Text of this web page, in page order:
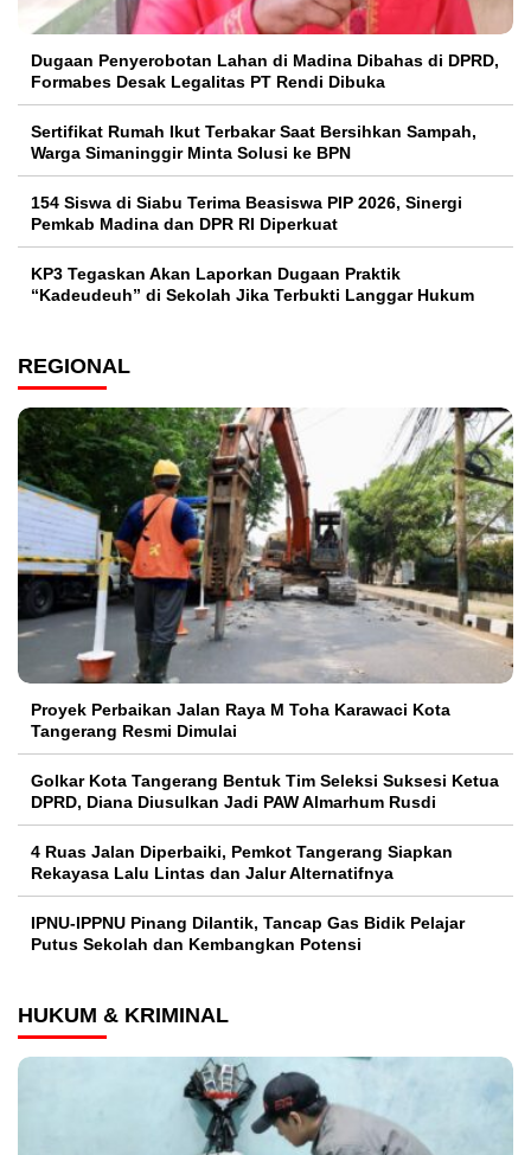
Dugaan Penyerobotan Lahan di Madina Dibahas di DPRD,
Formabes Desak Legalitas PT Rendi Dibuka
Sertifikat Rumah Ikut Terbakar Saat Bersihkan Sampah,
Warga Simaninggir Minta Solusi ke BPN
154 Siswa di Siabu Terima Beasiswa PIP 2026, Sinergi
Pemkab Madina dan DPR RI Diperkuat
KP3 Tegaskan Akan Laporkan Dugaan Praktik
“Kadeudeuh” di Sekolah Jika Terbukti Langgar Hukum
REGIONAL
Proyek Perbaikan Jalan Raya M Toha Karawaci Kota
Tangerang Resmi Dimulai
Golkar Kota Tangerang Bentuk Tim Seleksi Suksesi Ketua
DPRD, Diana Diusulkan Jadi PAW Almarhum Rusdi
4 Ruas Jalan Diperbaiki, Pemkot Tangerang Siapkan
Rekayasa Lalu Lintas dan Jalur Alternatifnya
IPNU-IPPNU Pinang Dilantik, Tancap Gas Bidik Pelajar
Putus Sekolah dan Kembangkan Potensi
HUKUM & KRIMINAL